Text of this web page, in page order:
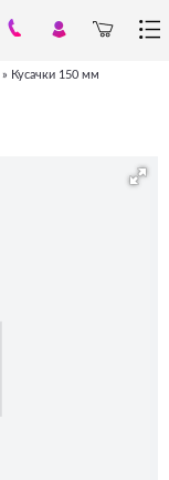
» Кусачки 150 мм